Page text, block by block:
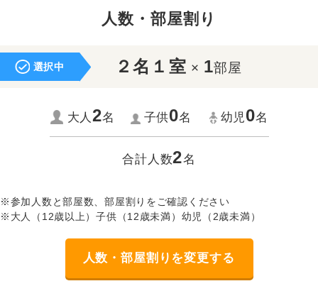
人数・部屋割り
選択中 ２名１室 × 1部屋
大人2名 子供0名 幼児0名
合計人数2名
※参加人数と部屋数、部屋割りをご確認ください
※大人（12歳以上）子供（12歳未満）幼児（2歳未満）
人数・部屋割りを変更する